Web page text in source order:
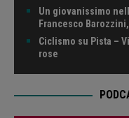
Un giovanissimo
Francesco
Ciclismo su Pista –
rose